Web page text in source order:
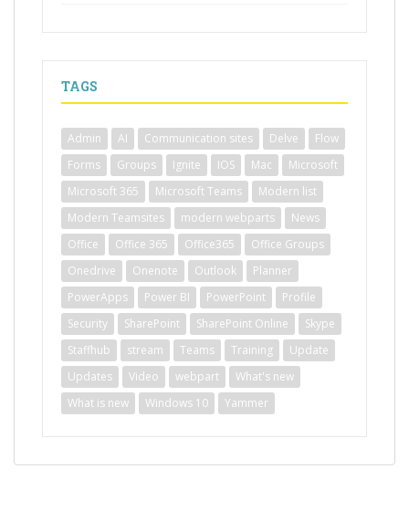
TAGS
Admin AI Communication sites Delve
Flow
Forms
Groups Ignite IOS Mac
Microsoft
Microsoft 365
Microsoft Teams
Modern list
Modern Teamsites
modern webparts
News
Office
Office 365 Office365
Office Groups
Onedrive
Onenote Outlook
Planner
PowerApps
Power BI PowerPoint
Profile
Security
SharePoint SharePoint Online
Skype
Staffhub
stream Teams Training
Update
Updates
Video webpart
What's new
What is new
Windows 10 Yammer